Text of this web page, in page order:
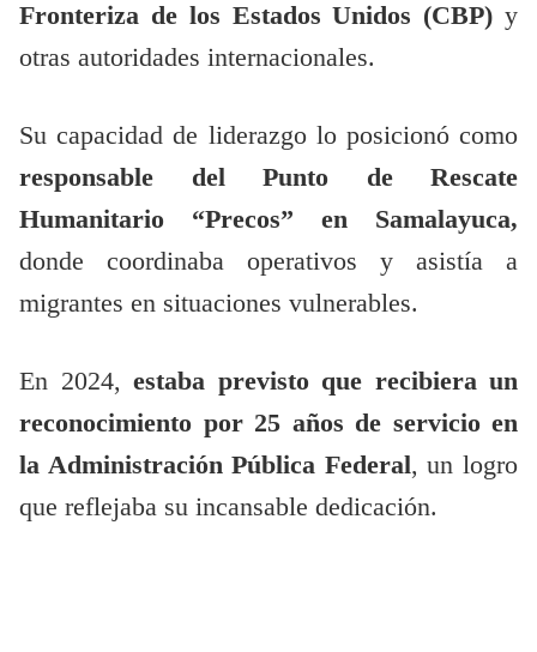
Fronteriza de los Estados Unidos (CBP) y
otras autoridades internacionales.
Su capacidad de liderazgo lo posicionó como
responsable del Punto de Rescate
Humanitario “Precos” en Samalayuca,
donde coordinaba operativos y asistía a
migrantes en situaciones vulnerables.
En 2024, estaba previsto que recibiera un
reconocimiento por 25 años de servicio en
la Administración Pública Federal, un logro
que reflejaba su incansable dedicación.